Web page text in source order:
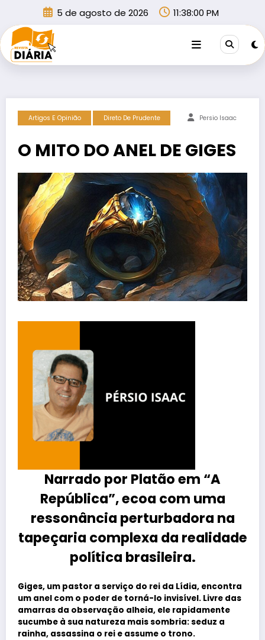
conteúdo
5 de agosto de 2026 11:38:00 PM
Artigos E Opinião Direto De Prudente Persio Isaac
O MITO DO ANEL DE GIGES
Narrado por Platão em “A
República”, ecoa com uma
ressonância perturbadora na
tapeçaria complexa da realidade
política brasileira.
Giges, um pastor a serviço do rei da Lídia, encontra
um anel com o poder de torná-lo invisível. Livre das
amarras da observação alheia, ele rapidamente
sucumbe à sua natureza mais sombria: seduz a
rainha, assassina o rei e assume o trono.